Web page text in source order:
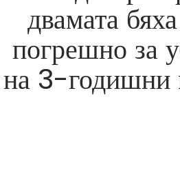
двамата
погрешно за
на 3-годишни